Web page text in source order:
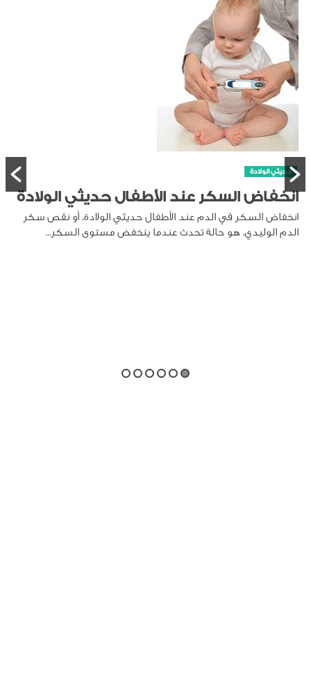
حديثي الولادة
انخفاض السكر عند الأطفال حديثي الولادة
انخفاض السكر في الدم عند الأطفال حديثي الولادة، أو نقص سكر
الدم الوليدي، هو حالة تحدث عندما ينخفض مستوى السكر...